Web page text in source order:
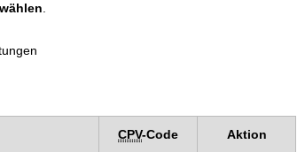
CPV-Code Aktion